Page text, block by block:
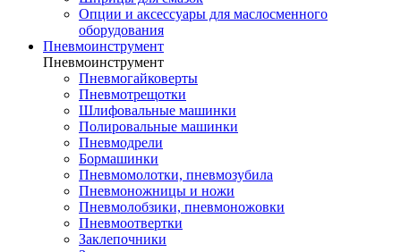
Опции и аксессуары для маслосменного
оборудования
Пневмоинструмент
Пневмоинструмент
Пневмогайковерты
Пневмотрещотки
Шлифовальные машинки
Полировальные машинки
Пневмодрели
Бормашинки
Пневмомолотки, пневмозубила
Пневмоножницы и ножи
Пневмолобзики, пневмоножовки
Пневмоотвертки
Заклепочники